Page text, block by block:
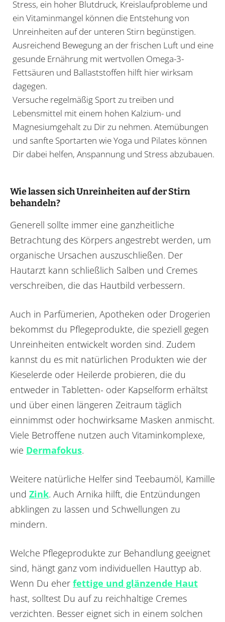
Stress, ein hoher Blutdruck, Kreislaufprobleme und
ein Vitaminmangel können die Entstehung von
Unreinheiten auf der unteren Stirn begünstigen.
Ausreichend Bewegung an der frischen Luft und eine
gesunde Ernährung mit wertvollen Omega-3-
Fettsäuren und Ballaststoffen hilft hier wirksam
dagegen.
Versuche regelmäßig Sport zu treiben und
Lebensmittel mit einem hohen Kalzium- und
Magnesiumgehalt zu Dir zu nehmen. Atemübungen
und sanfte Sportarten wie Yoga und Pilates können
Dir dabei helfen, Anspannung und Stress abzubauen.
Wie lassen sich Unreinheiten auf der Stirn
behandeln?
Generell sollte immer eine ganzheitliche
Betrachtung des Körpers angestrebt werden, um
organische Ursachen auszuschließen. Der
Hautarzt kann schließlich Salben und Cremes
verschreiben, die das Hautbild verbessern.
Auch in Parfümerien, Apotheken oder Drogerien
bekommst du Pflegeprodukte, die speziell gegen
Unreinheiten entwickelt worden sind. Zudem
kannst du es mit natürlichen Produkten wie der
Kieselerde oder Heilerde probieren, die du
entweder in Tabletten- oder Kapselform erhältst
und über einen längeren Zeitraum täglich
einnimmst oder hochwirksame Masken anmischt.
Viele Betroffene nutzen auch Vitaminkomplexe,
wie Dermafokus.
Weitere natürliche Helfer sind Teebaumöl, Kamille
und Zink. Auch Arnika hilft, die Entzündungen
abklingen zu lassen und Schwellungen zu
mindern.
Welche Pflegeprodukte zur Behandlung geeignet
sind, hängt ganz vom individuellen Hauttyp ab.
Wenn Du eher fettige und glänzende Haut
hast, solltest Du auf zu reichhaltige Cremes
verzichten. Besser eignet sich in einem solchen